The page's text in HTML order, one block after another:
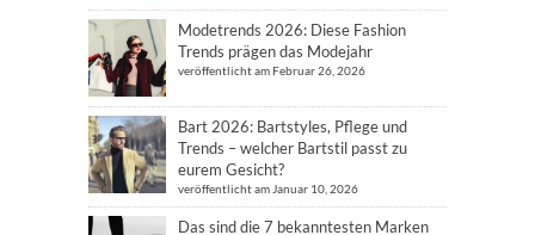
Modetrends 2026: Diese Fashion
Trends prägen das Modejahr
veröffentlicht am Februar 26, 2026
Bart 2026: Bartstyles, Pflege und
Trends – welcher Bartstil passt zu
eurem Gesicht?
veröffentlicht am Januar 10, 2026
Das sind die 7 bekanntesten Marken